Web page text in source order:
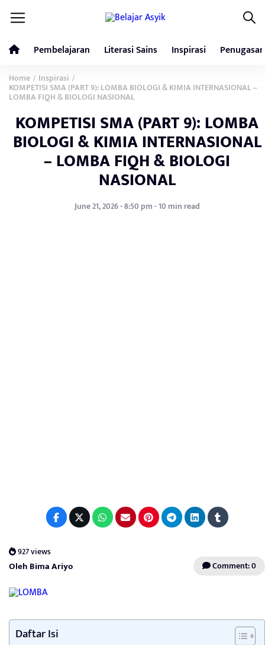
Pembelajaran Literasi Sains Inspirasi Penugasan
Home / Inspirasi /
KOMPETISI SMA (PART 9): LOMBA BIOLOGI & KIMIA INTERNASIONAL –
LOMBA FIQH & BIOLOGI NASIONAL
KOMPETISI SMA (PART 9): LOMBA
BIOLOGI & KIMIA INTERNASIONAL
– LOMBA FIQH & BIOLOGI
NASIONAL
June 21, 2026 - 8:50 pm - 10 min read
927 views
Oleh Bima Ariyo Comment: 0
Daftar Isi